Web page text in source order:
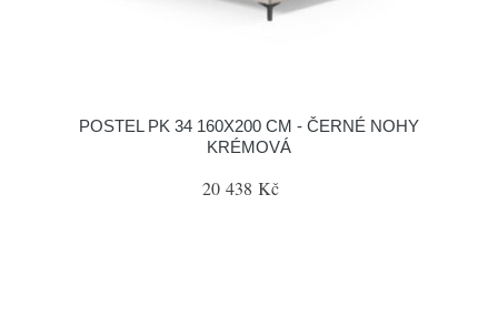
POSTEL PK 34 160X200 CM - ČERNÉ NOHY
KRÉMOVÁ
20 438 Kč